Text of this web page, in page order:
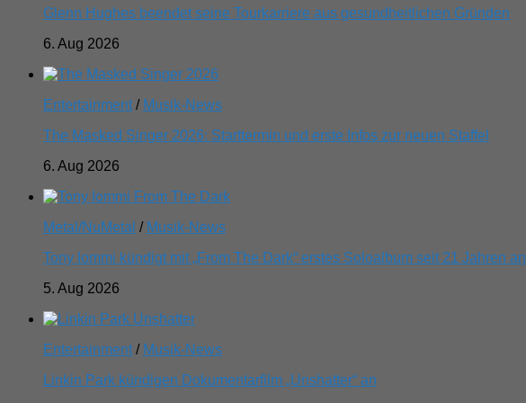
Glenn Hughes beendet seine Tourkarriere aus gesundheitlichen Gründen
6. Aug 2026
Entertainment / Musik-News
The Masked Singer 2026: Starttermin und erste Infos zur neuen Staffel
6. Aug 2026
Metal/NuMetal / Musik-News
Tony Iommi kündigt mit „From The Dark“ erstes Soloalbum seit 21 Jahren an
5. Aug 2026
Entertainment / Musik-News
Linkin Park kündigen Dokumentarfilm „Unshatter“ an